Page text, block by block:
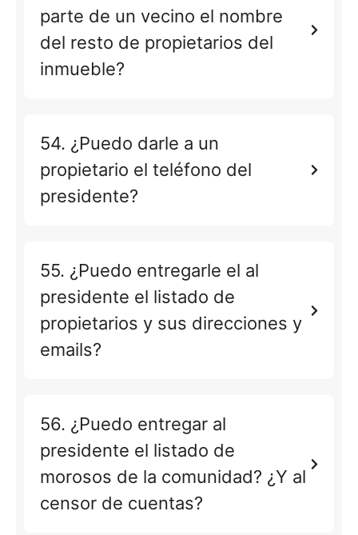
parte de un vecino el nombre
del resto de propietarios del
inmueble?
54. ¿Puedo darle a un
propietario el teléfono del
presidente?
55. ¿Puedo entregarle el al
presidente el listado de
propietarios y sus direcciones y
emails?
56. ¿Puedo entregar al
presidente el listado de
morosos de la comunidad? ¿Y al
censor de cuentas?